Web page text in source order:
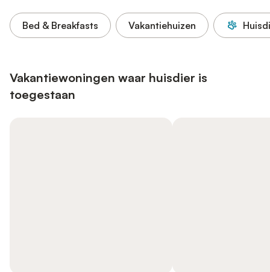
Bed & Breakfasts Vakantiehuizen
Vakantiewoningen waar huisdier is
toegestaan